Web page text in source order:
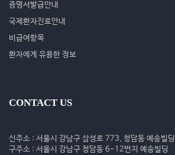
증명서발급안내
국제환자진료안내
비급여항목
환자에게 유용한 정보
CONTACT US
신주소 : 서울시 강남구 삼성로 773, 청담동 예송빌딩
구주소 : 서울시 강남구 청담동 6-12번지 예송빌딩